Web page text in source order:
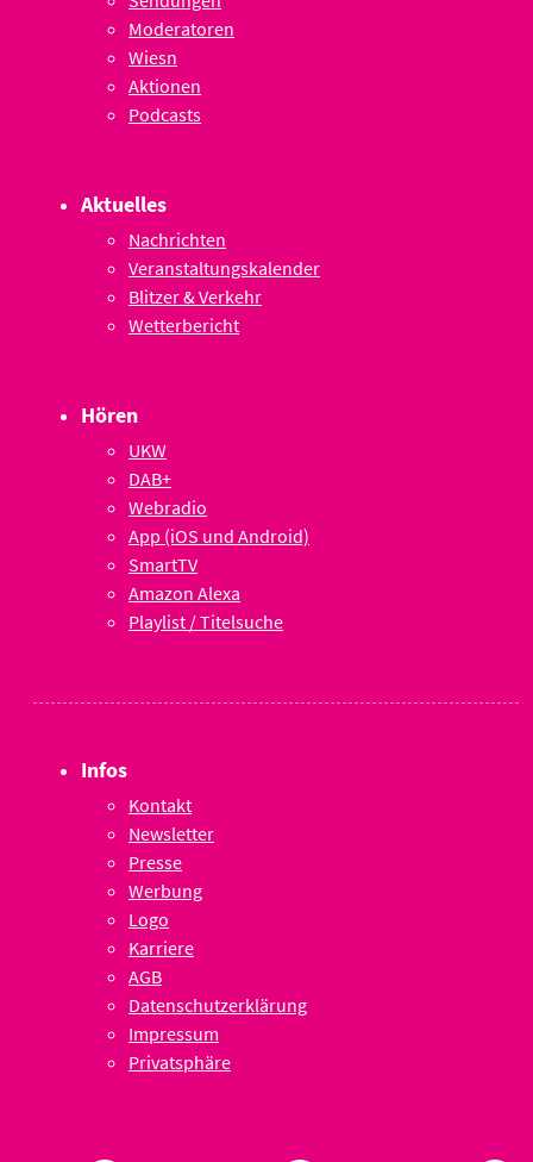
Moderatoren
Wiesn
Aktionen
Podcasts
Aktuelles
Nachrichten
Veranstaltungskalender
Blitzer & Verkehr
Wetterbericht
Hören
UKW
DAB+
Webradio
App (iOS und Android)
SmartTV
Amazon Alexa
Playlist / Titelsuche
Infos
Kontakt
Newsletter
Presse
Werbung
Logo
Karriere
AGB
Datenschutzerklärung
Impressum
Privatsphäre